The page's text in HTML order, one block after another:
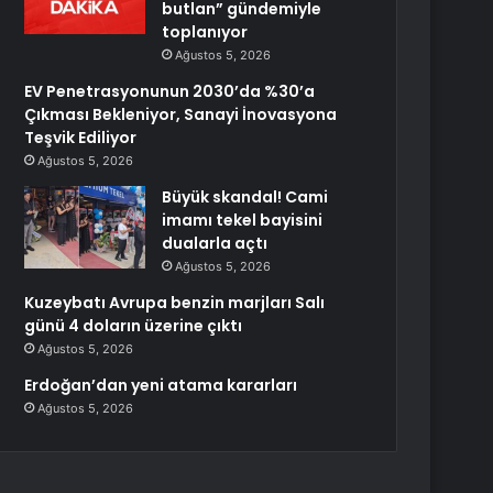
butlan” gündemiyle
toplanıyor
Ağustos 5, 2026
EV Penetrasyonunun 2030’da %30’a
Çıkması Bekleniyor, Sanayi İnovasyona
Teşvik Ediliyor
Ağustos 5, 2026
Büyük skandal! Cami
imamı tekel bayisini
dualarla açtı
Ağustos 5, 2026
Kuzeybatı Avrupa benzin marjları Salı
günü 4 doların üzerine çıktı
Ağustos 5, 2026
Erdoğan’dan yeni atama kararları
Ağustos 5, 2026